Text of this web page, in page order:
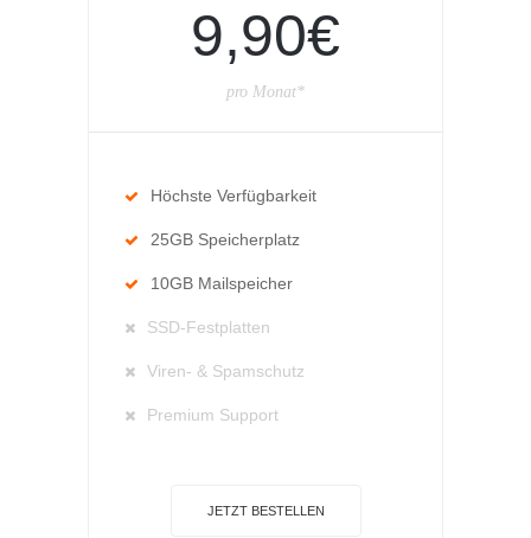
9,90€
pro Monat*
Höchste Verfügbarkeit
25GB Speicherplatz
10GB Mailspeicher
SSD-Festplatten
Viren- & Spamschutz
Premium Support
JETZT BESTELLEN